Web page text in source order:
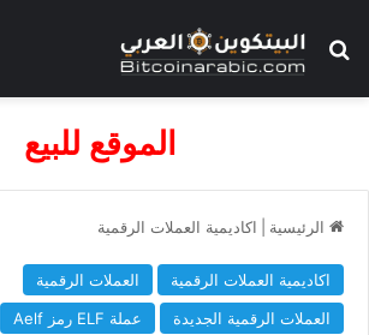
بحث عن
الموقع للبيع
الرئيسية اكاديمية العملات الرقمية
اكاديمية العملات الرقمية
العملات الرقمية
العملات الرقمية الجديدة
عملة ELF رمز Aelf